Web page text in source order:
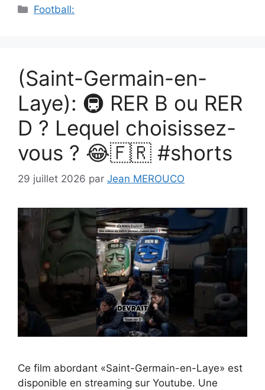
Catégories
Football:
(Saint-Germain-en-
Laye): 🚇 RER B ou RER
D ? Lequel choisissez-
vous ? 😂🇫🇷 #shorts
29 juillet 2026 par Jean MEROUCO
Ce film abordant «Saint-Germain-en-Laye» est
disponible en streaming sur Youtube. Une